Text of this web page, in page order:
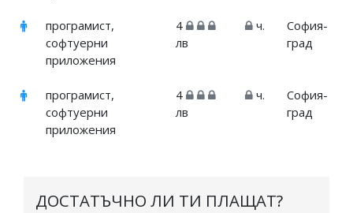
програмист,
софтуерни
приложения
4
лв
ч.
София-
град
програмист,
софтуерни
приложения
4
лв
ч.
София-
град
ДОСТАТЪЧНО ЛИ ТИ ПЛАЩАТ?